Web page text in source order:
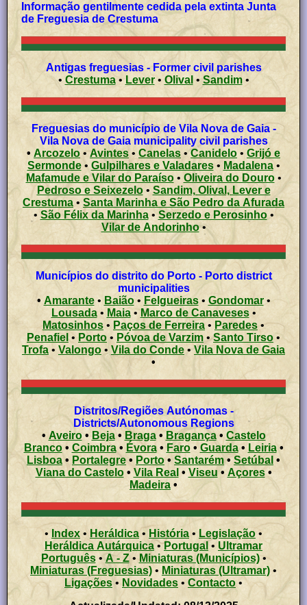
Informação gentilmente cedida pela extinta Junta
de Freguesia de Crestuma
Antigas freguesias - Former civil parishes
• Crestuma• Lever• Olival •Sandim•
Freguesias do município de Vila Nova de Gaia -
Vila Nova de Gaia municipality civil parishes
• Arcozelo •Avintes • Canelas •Canidelo • Grijó e
Sermonde•Gulpilhares e Valadares• Madalena•
Mafamude e Vilar do Paraíso• Oliveira do Douro•
Pedroso e Seixezelo• Sandim, Olival, Lever e
Crestuma • Santa Marinha e São Pedro da Afurada
• São Félix da Marinha•Serzedo e Perosinho•
Vilar de Andorinho•
Municípios do distrito do Porto - Porto district
municipalities
• Amarante• Baião• Felgueiras• Gondomar•
Lousada• Maia• Marco de Canaveses•
Matosinhos • Paços de Ferreira • Paredes •
Penafiel • Porto • Póvoa de Varzim• Santo Tirso •
Trofa • Valongo • Vila do Conde •Vila Nova de Gaia
•
Distritos/Regiões Autónomas -
Districts/Autonomous Regions
• Aveiro• Beja• Braga•Bragança•Castelo
Branco• Coimbra• Évora•Faro• Guarda• Leiria•
Lisboa • Portalegre • Porto • Santarém •Setúbal •
Viana do Castelo• Vila Real • Viseu • Açores •
Madeira •
• Index • Heráldica • História • Legislação •
Heráldica Autárquica •Portugal • Ultramar
Português• A - Z• Miniaturas (Municípios)•
Miniaturas (Freguesias) • Miniaturas (Ultramar) •
Ligações • Novidades • Contacto •